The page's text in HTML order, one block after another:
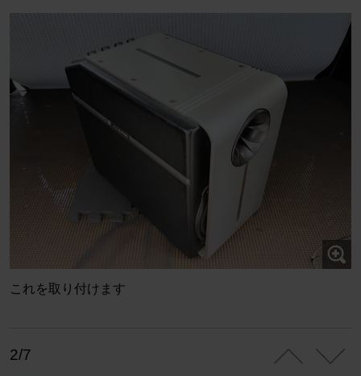
これを取り付けます
2/7